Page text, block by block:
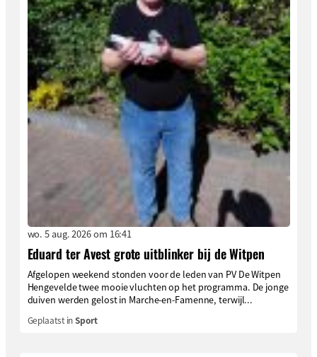
wo. 5 aug. 2026 om 16:41
Eduard ter Avest grote uitblinker bij de Witpen
Afgelopen weekend stonden voor de leden van PV De Witpen
Hengevelde twee mooie vluchten op het programma. De jonge
duiven werden gelost in Marche-en-Famenne, terwijl...
Geplaatst inSport